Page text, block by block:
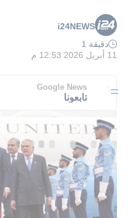
i24NEWS
دقيقة 1
11 أبريل 2026 12:53 م
Google News
تابعونا